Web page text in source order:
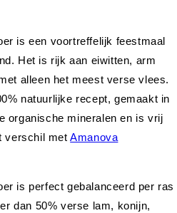
is een voortreffelijk feestmaal
Het is rijk aan eiwitten, arm
alleen het meest verse vlees.
natuurlijke recept, gemaakt in
organische mineralen en is vrij
verschil metAmanova
is perfect gebalanceerd per ras
dan 50% verse lam, konijn,